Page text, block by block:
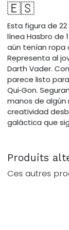
🇪🇸
Esta figura de
línea Hasbro de
aún tenían ropa
Representa al
Darth Vader.
parece listo
Qui‑Gon.
manos de algún
creatividad
galáctica que
Produits
Ces autres